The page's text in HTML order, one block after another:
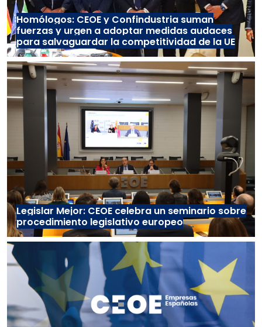
Homólogos: CEOE y Confindustria suman
fuerzas y urgen a adoptar medidas audaces
para salvaguardar la competitividad de la UE
Legislar Mejor: CEOE celebra un seminario sobre
procedimiento legislativo europeo